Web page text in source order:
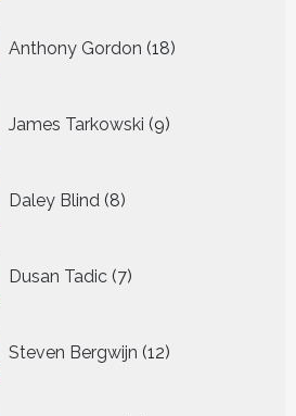
Anthony Gordon 18
producten
James Tarkowski 9
producten
Daley Blind 8
producten
Dusan Tadic 7
producten
Steven Bergwijn 12
producten